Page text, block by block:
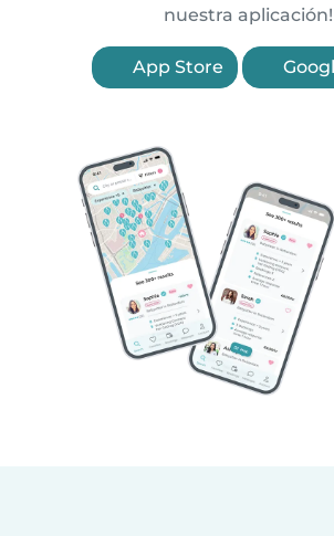
nuestra aplicación!
App Store